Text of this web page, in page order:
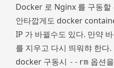
Docker 로 Nginx 를 구동할
안타깝게도 docker
IP 가 바뀔수도 있다. 만약
를 지우고 다시 띄워햐 한다
docker 구동시 --rm 옵션